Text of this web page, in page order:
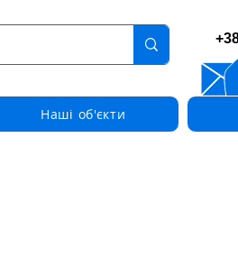
Наші об'єкти